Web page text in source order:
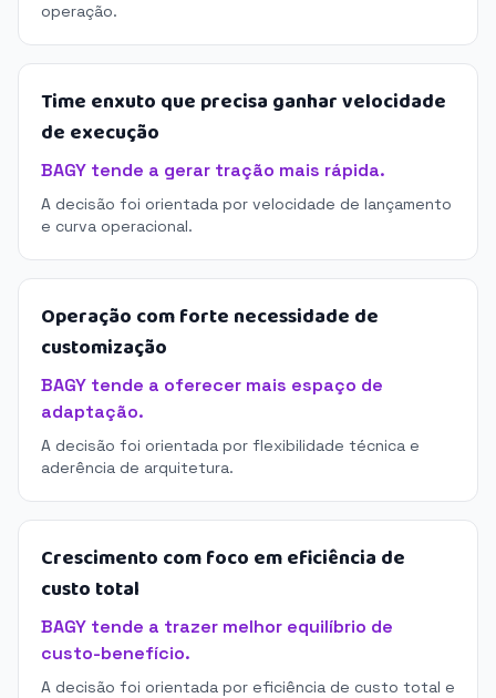
operação.
Time enxuto que precisa ganhar velocidade
de execução
BAGY tende a gerar tração mais rápida.
A decisão foi orientada por velocidade de lançamento
e curva operacional.
Operação com forte necessidade de
customização
BAGY tende a oferecer mais espaço de
adaptação.
A decisão foi orientada por flexibilidade técnica e
aderência de arquitetura.
Crescimento com foco em eficiência de
custo total
BAGY tende a trazer melhor equilíbrio de
custo-benefício.
A decisão foi orientada por eficiência de custo total e